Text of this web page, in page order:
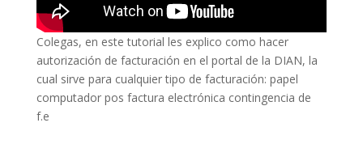
Colegas, en este tutorial les explico como hacer
autorización de facturación en el portal de la DIAN, la
cual sirve para cualquier tipo de facturación: papel
computador pos factura electrónica contingencia de
f.e